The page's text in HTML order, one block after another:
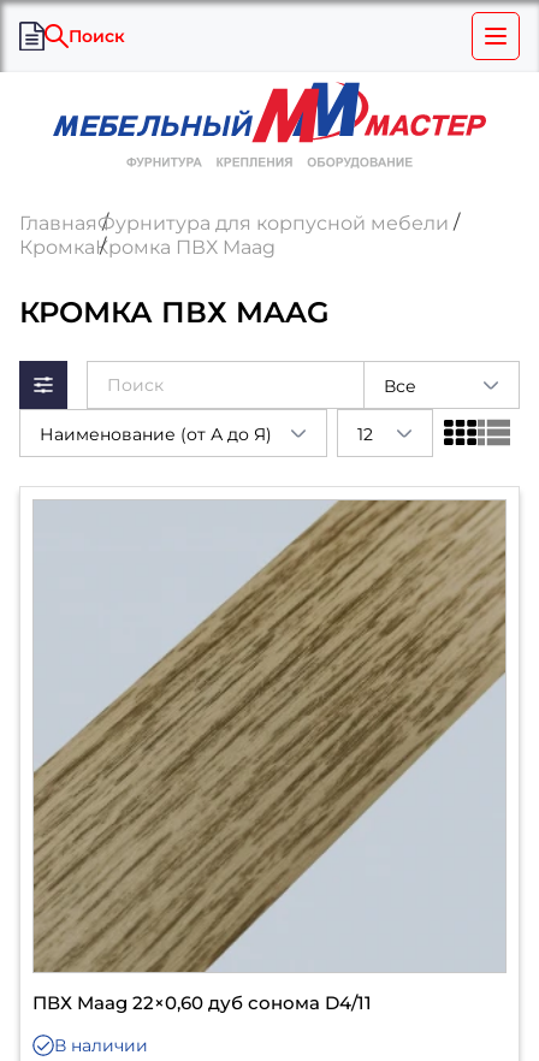
Поиск
ГлавнаяФурнитура для корпусной мебели
КромкаКромка ПВХ Maag
КРОМКА ПВХ MAAG
Все
Наименование (от А до Я) 12
ПВХ Maag 22×0,60 дуб сонома D4/11
В наличии